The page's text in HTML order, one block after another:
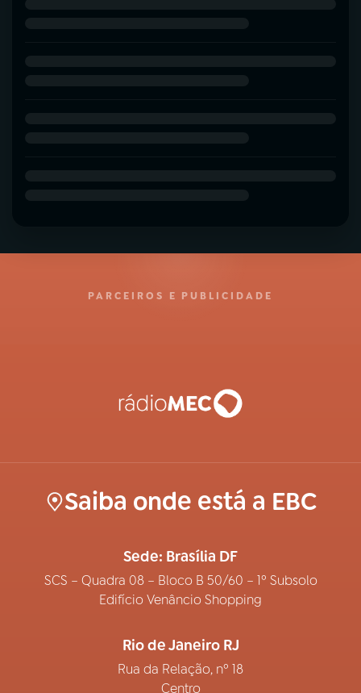
PARCEIROS E PUBLICIDADE
Saiba onde está a EBC
Sede: Brasília DF
SCS – Quadra 08 – Bloco B 50/60 – 1º Subsolo
Edifício Venâncio Shopping
Rio de Janeiro RJ
Rua da Relação, nº 18
Centro